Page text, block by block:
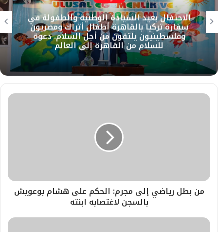
الاحتفال بعيد السيادة الوطنية والطفولة في
سفارة تركيا بالقاهرة أطفال أتراك ومصريون
وفلسطينيون يلتقون من أجل السلام. دعوة
للسلام من القاهرة إلى العالم
من بطل رياضي إلى مجرم: الحكم على هشام بوعويش
بالسجن لاغتصابه ابنته